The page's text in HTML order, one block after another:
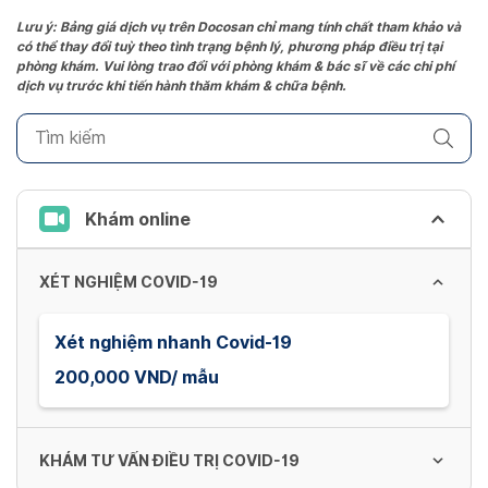
the
question
mark
to
keyboard
shortcuts
changing
Lưu ý: Bảng giá dịch vụ trên Docosan chỉ mang tính chất tham khảo và
có thể thay đổi tuỳ theo tình trạng bệnh lý, phương pháp điều trị tại
phòng khám. Vui lòng trao đổi với phòng khám & bác sĩ về các chi phí
dịch vụ trước khi tiến hành thăm khám & chữa bệnh.
Khám online
XÉT NGHIỆM COVID-19
Xét nghiệm nhanh Covid-19
200,000 VND/ mẫu
KHÁM TƯ VẤN ĐIỀU TRỊ COVID-19